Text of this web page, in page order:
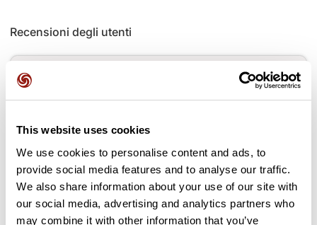
This website uses cookies
We use cookies to personalise content and ads, to
provide social media features and to analyse our traffic.
We also share information about your use of our site with
our social media, advertising and analytics partners who
may combine it with other information that you’ve
Recensioni degli utenti
Questo percorso non contiene ancora alcuna recensione.
L'hai già effettuato? Sii il primo a inviare una recensione!
Aggiungi una recensione